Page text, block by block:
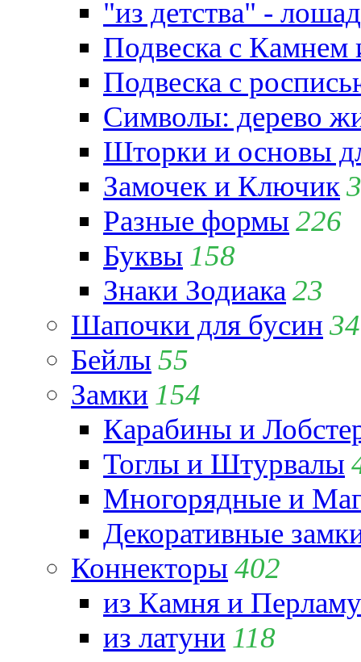
"из детства" -
Подвеска с
Подвеска с
Символы: дерево
Шторки и основы
Замочек и Ключик
Разные формы 226
Буквы 158
Знаки Зодиака 23
Шапочки для бусин 34
Бейлы 55
Замки 154
Карабины и
Тоглы и Штурвалы
Многорядные и
Декоративные
Коннекторы 402
из Камня и
из латуни 118